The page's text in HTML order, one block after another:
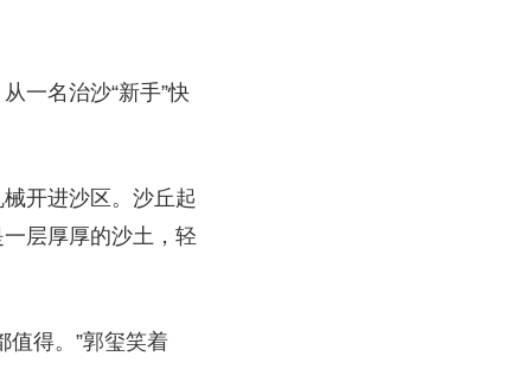
一名治沙“新手”快
开进沙区。沙丘起
层厚厚的沙土，轻
值得。”郭玺笑着